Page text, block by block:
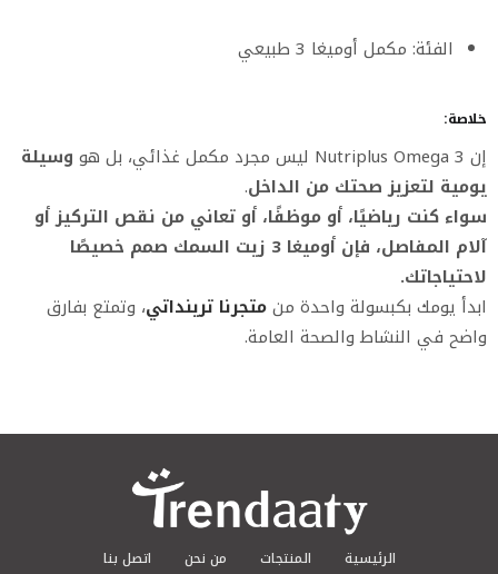
الفئة: مكمل أوميغا 3 طبيعي
خلاصة:
إن Nutriplus Omega 3 ليس مجرد مكمل غذائي، بل هو
وسيلة
يومية لتعزيز صحتك من الداخل.
سواء كنت رياضيًا، أو موظفًا، أو تعاني من نقص التركيز أو
آلام المفاصل، فإن أوميغا 3 زيت السمك صمم خصيصًا
لاحتياجاتك.
ابدأ يومك بكبسولة واحدة منمتجرنا ترينداتي، وتمتع بفارق
واضح في النشاط والصحة العامة.
الرئيسية المنتجات من نحن اتصل بنا